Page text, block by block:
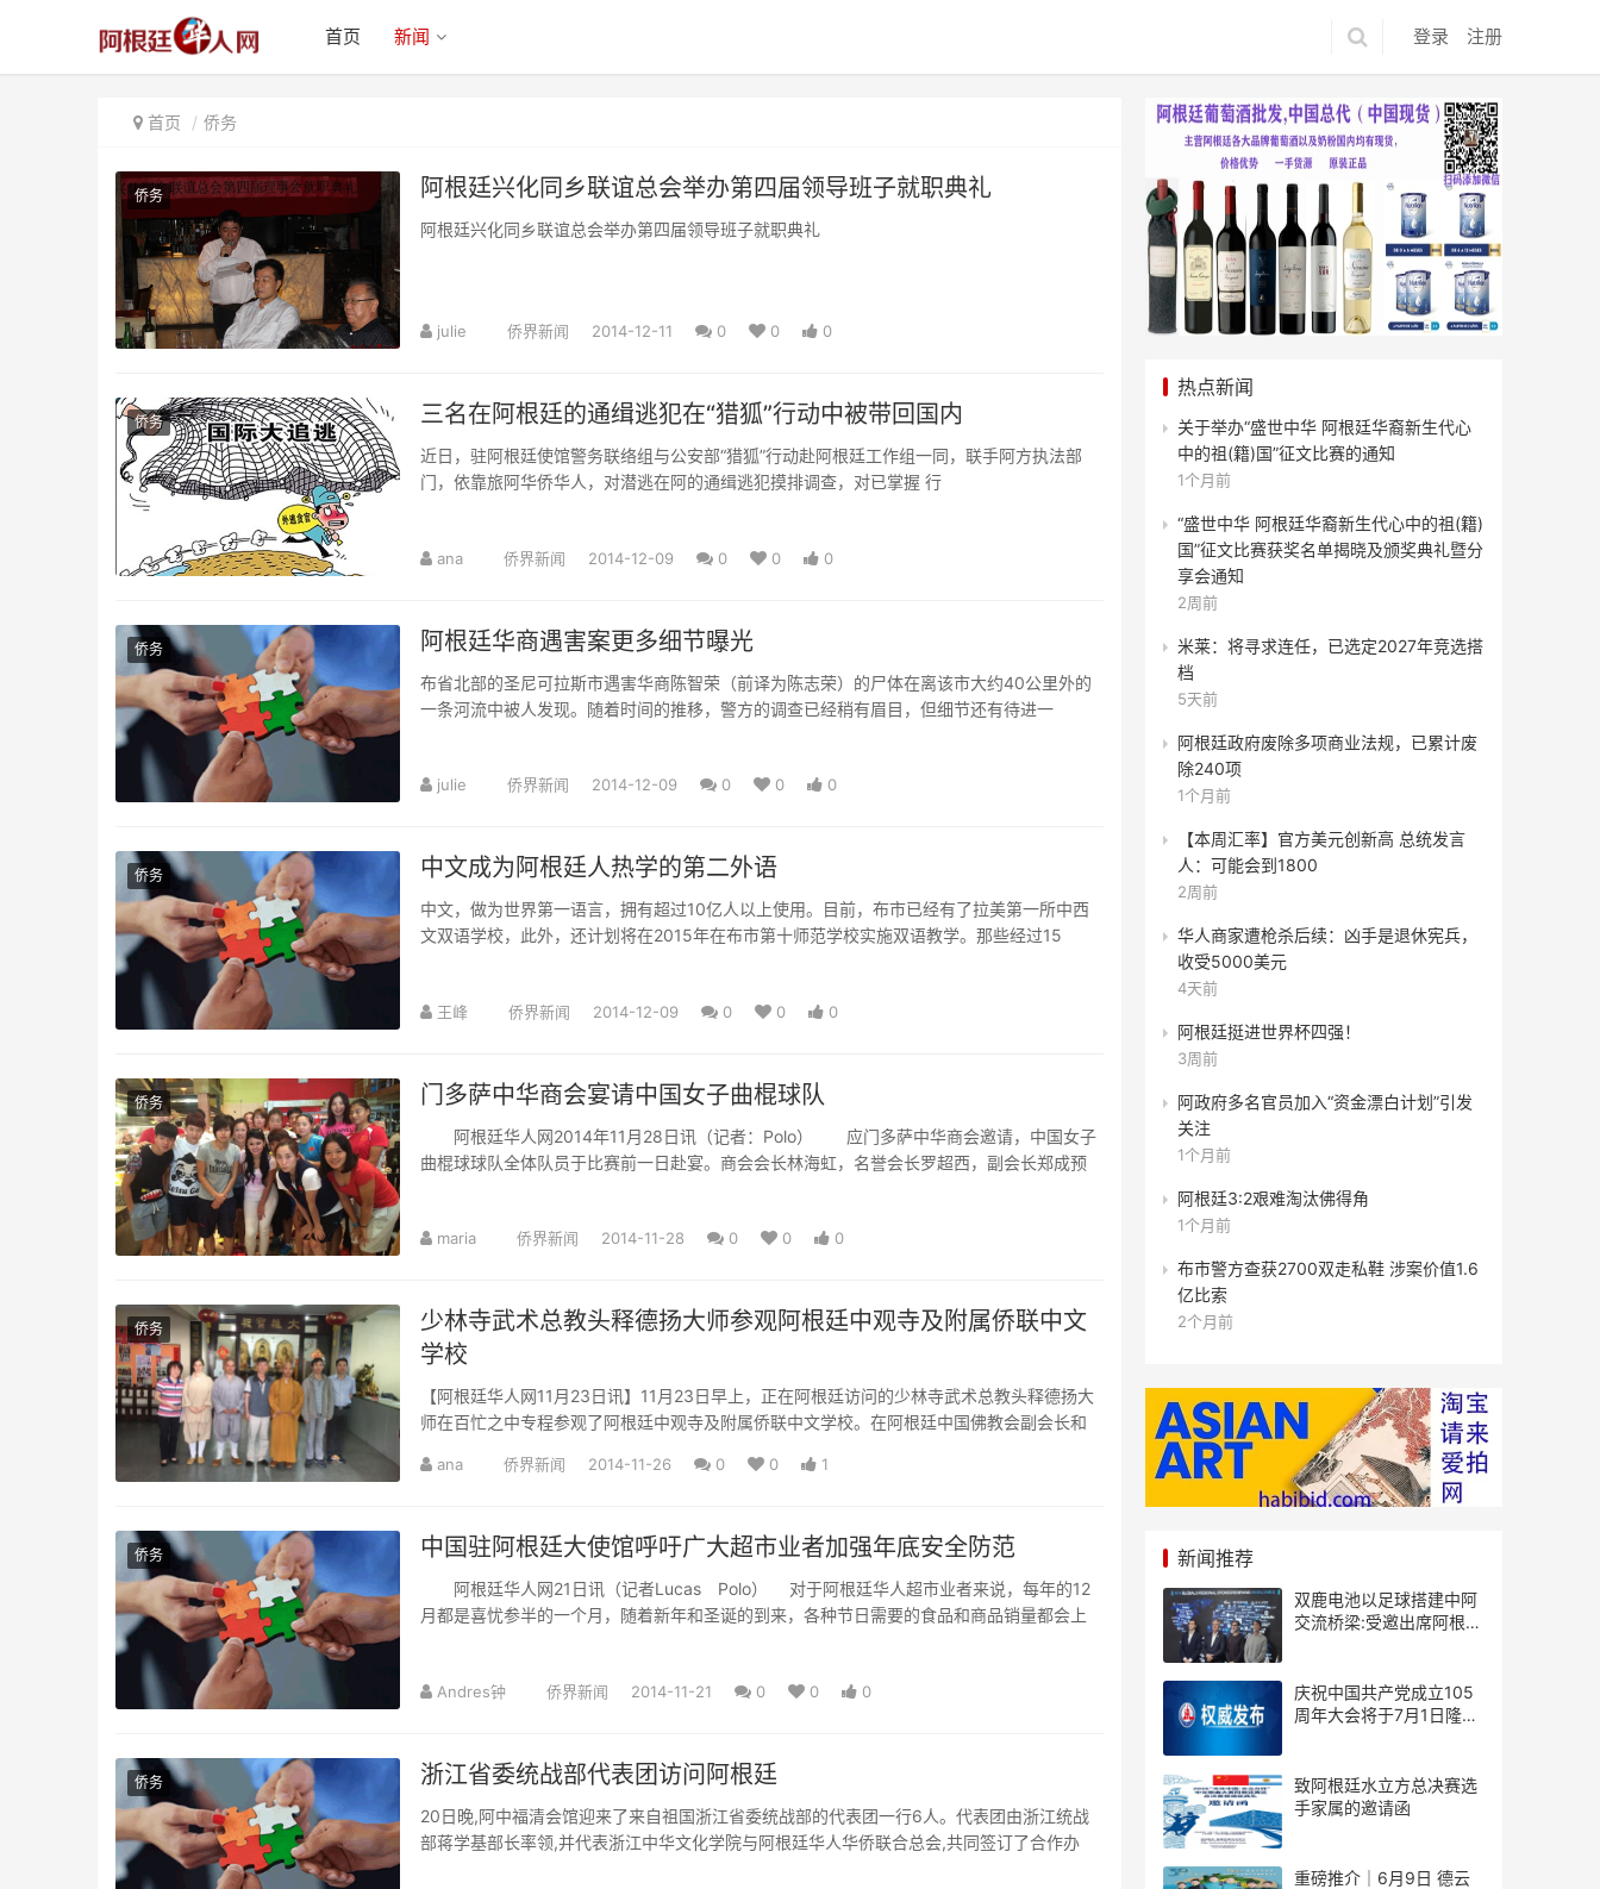
登录 注册
首页 新闻
首页 侨务
侨务 阿根廷兴化同乡联谊总会举办第四届领导班子就职典礼
阿根廷兴化同乡联谊总会举办第四届领导班子就职典礼
julie 侨界新闻 2014-12-11 0 0 0
侨务 三名在阿根廷的通缉逃犯在“猎狐”行动中被带回国内
近日，驻阿根廷使馆警务联络组与公安部“猎狐”行动赴阿根廷工作组一同，联手阿方执法部
门，依靠旅阿华侨华人，对潜逃在阿的通缉逃犯摸排调查，对已掌握 行
ana 侨界新闻 2014-12-09 0 0 0
侨务 阿根廷华商遇害案更多细节曝光
布省北部的圣尼可拉斯市遇害华商陈智荣（前译为陈志荣）的尸体在离该市大约40公里外的
一条河流中被人发现。随着时间的推移，警方的调查已经稍有眉目，但细节还有待进一
julie 侨界新闻 2014-12-09 0 0 0
侨务 中文成为阿根廷人热学的第二外语
中文，做为世界第一语言，拥有超过10亿人以上使用。目前，布市已经有了拉美第一所中西
文双语学校，此外，还计划将在2015年在布市第十师范学校实施双语教学。那些经过15
王峰 侨界新闻 2014-12-09 0 0 0
侨务 门多萨中华商会宴请中国女子曲棍球队
阿根廷华人网2014年11月28日讯（记者：Polo） 应门多萨中华商会邀请，中国女子
曲棍球球队全体队员于比赛前一日赴宴。商会会长林海虹，名誉会长罗超西，副会长郑成预
maria 侨界新闻 2014-11-28 0 0 0
侨务
少林寺武术总教头释德扬大师参观阿根廷中观寺及附属侨联中文
学校
【阿根廷华人网11月23日讯】11月23日早上，正在阿根廷访问的少林寺武术总教头释德扬大
师在百忙之中专程参观了阿根廷中观寺及附属侨联中文学校。在阿根廷中国佛教会副会长和
ana 侨界新闻 2014-11-26 0 0 1
侨务 中国驻阿根廷大使馆呼吁广大超市业者加强年底安全防范
阿根廷华人网21日讯（记者Lucas Polo） 对于阿根廷华人超市业者来说，每年的12
月都是喜忧参半的一个月，随着新年和圣诞的到来，各种节日需要的食品和商品销量都会上
Andres钟 侨界新闻 2014-11-21 0 0 0
侨务 浙江省委统战部代表团访问阿根廷
20日晚,阿中福清会馆迎来了来自祖国浙江省委统战部的代表团一行6人。代表团由浙江统战
部蒋学基部长率领,并代表浙江中华文化学院与阿根廷华人华侨联合总会,共同签订了合作办
热点新闻
关于举办“盛世中华 阿根廷华裔新生代心
中的祖(籍)国”征文比赛的通知
1个月前
“盛世中华 阿根廷华裔新生代心中的祖(籍)
国”征文比赛获奖名单揭晓及颁奖典礼暨分
享会通知
2周前
米莱：将寻求连任，已选定2027年竞选搭
档
5天前
阿根廷政府废除多项商业法规，已累计废
除240项
1个月前
【本周汇率】官方美元创新高 总统发言
人：可能会到1800
2周前
华人商家遭枪杀后续：凶手是退休宪兵，
收受5000美元
4天前
阿根廷挺进世界杯四强！
3周前
阿政府多名官员加入“资金漂白计划”引发
关注
1个月前
阿根廷3:2艰难淘汰佛得角
1个月前
布市警方查获2700双走私鞋 涉案价值1.6
亿比索
2个月前
新闻推荐
双鹿电池以足球搭建中阿
交流桥梁:受邀出席阿根廷
庆祝中国共产党成立105
周年大会将于7月1日隆重
致阿根廷水立方总决赛选
手家属的邀请函
重磅推介｜6月9日 德云